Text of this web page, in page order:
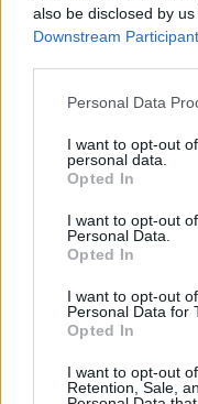
also be disclosed by
Downstream
Personal Data
I want to opt-out
personal data.
Opted In
I want to opt-out
Personal Data.
Opted In
I want to opt-out
Personal Data for
Opted In
I want to opt-out
Retention, Sale,
1547 m.
1653 m. –
lietuvių kalbą
1735 m. išleido
1706 m. kunigas
pirmąją
grožinės
pasakėčios“, o
žinomiausias